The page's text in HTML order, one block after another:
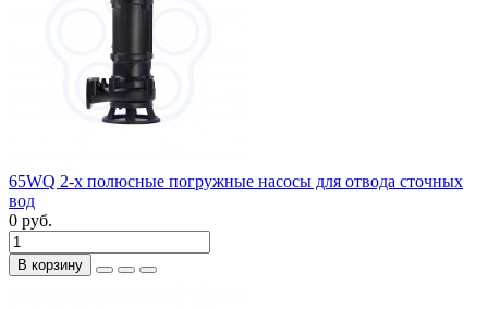
65WQ 2-х полюсные погружные насосы для отвода сточных
вод
0 руб.
В корзину